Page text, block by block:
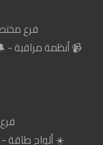
فرع
📹 أنظمة مراقبة -
☀️ ألواح طاقة -